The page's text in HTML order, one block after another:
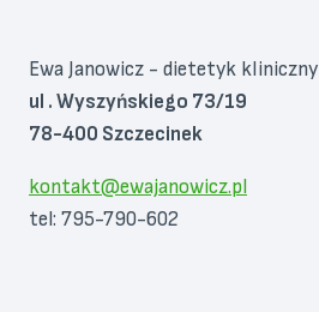
Ewa Janowicz - dietetyk kliniczny
ul . Wyszyńskiego 73/19
78-400 Szczecinek
kontakt@ewajanowicz.pl
tel: 795-790-602